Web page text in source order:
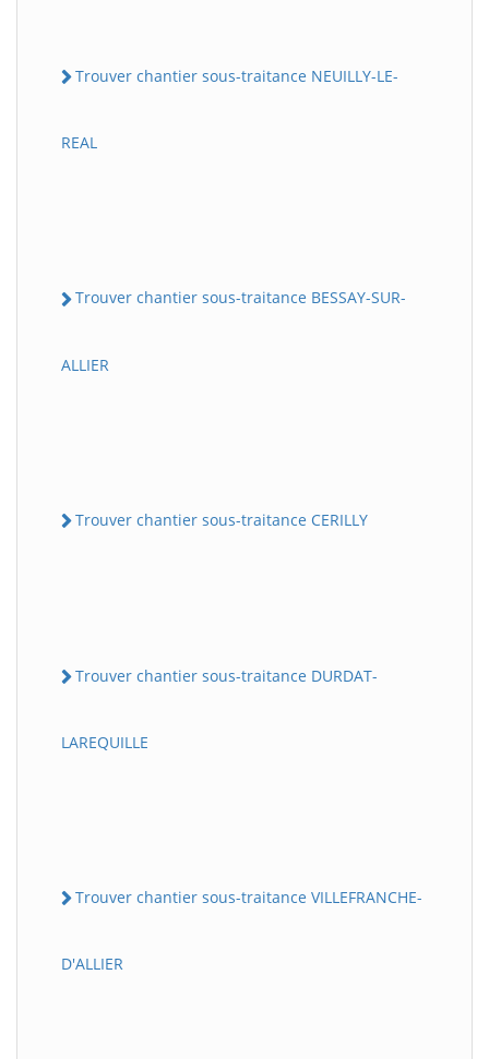
Trouver chantier sous-traitance NEUILLY-LE-
REAL
Trouver chantier sous-traitance BESSAY-SUR-
ALLIER
Trouver chantier sous-traitance CERILLY
Trouver chantier sous-traitance DURDAT-
LAREQUILLE
Trouver chantier sous-traitance VILLEFRANCHE-
D'ALLIER